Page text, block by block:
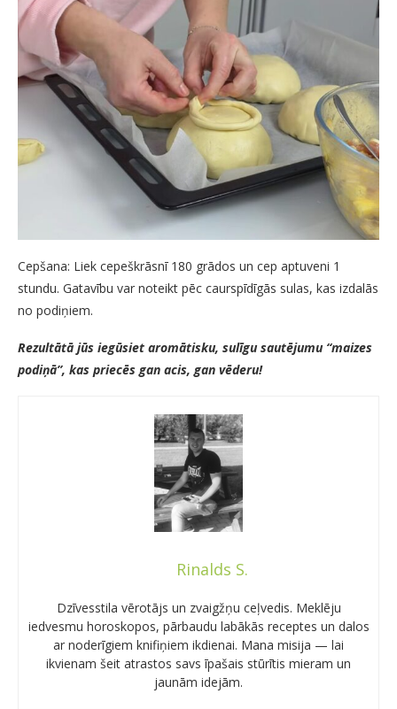
Cepšana: Liek cepeškrāsnī 180 grādos un cep aptuveni 1
stundu. Gatavību var noteikt pēc caurspīdīgās sulas, kas izdalās
no podiņiem.
Rezultātā jūs iegūsiet aromātisku, sulīgu sautējumu “maizes
podiņā”, kas priecēs gan acis, gan vēderu!
Rinalds S.
Dzīvesstila vērotājs un zvaigžņu ceļvedis. Meklēju
iedvesmu horoskopos, pārbaudu labākās receptes un dalos
ar noderīgiem knifiņiem ikdienai. Mana misija — lai
ikvienam šeit atrastos savs īpašais stūrītis mieram un
jaunām idejām.